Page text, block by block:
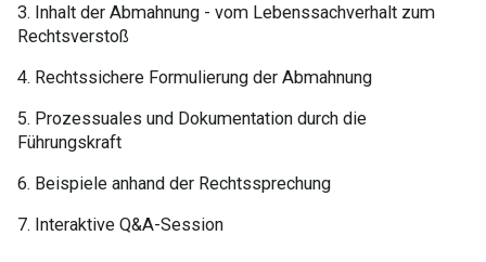
3. Inhalt der Abmahnung - vom Lebenssachverhalt zum
Rechtsverstoß
4. Rechtssichere Formulierung der Abmahnung
5. Prozessuales und Dokumentation durch die
Führungskraft
6. Beispiele anhand der Rechtssprechung
7. Interaktive Q&A-Session